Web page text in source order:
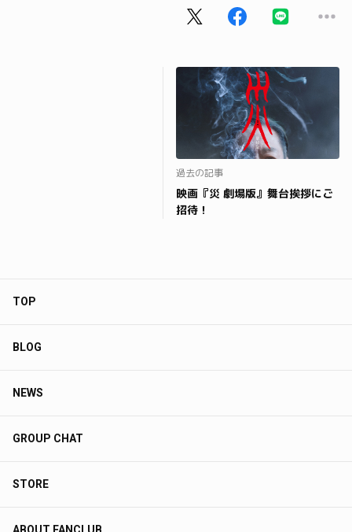
過去の記事
映画『災 劇場版』舞台挨拶にご
招待！
TOP
BLOG
NEWS
GROUP CHAT
STORE